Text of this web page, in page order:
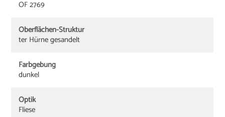
OF 2769
Oberflächen-Struktur
ter Hürne gesandelt
Farbgebung
dunkel
Optik
Fliese